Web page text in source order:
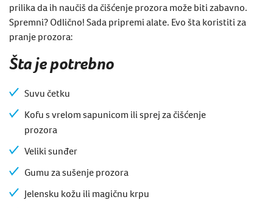
prilika da ih naučiš da čišćenje prozora može biti zabavno.
Spremni? Odlično! Sada pripremi alate. Evo šta koristiti za
pranje prozora:
Šta je potrebno
Suvu četku
Kofu s vrelom sapunicom ili sprej za čišćenje
prozora
Veliki sunđer
Gumu za sušenje prozora
Jelensku kožu ili magičnu krpu